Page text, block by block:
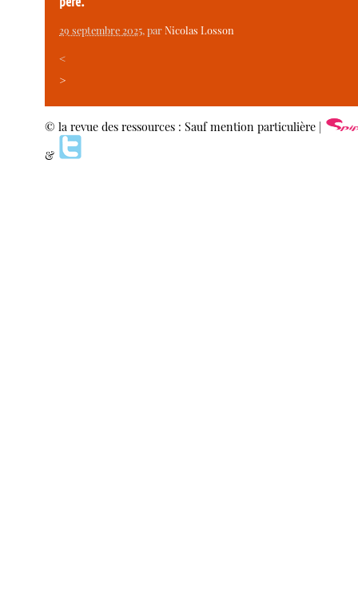
29 septembre 2025, parNicolas Losson
<
>
© la revue des ressources : Sauf mention particulière |
&